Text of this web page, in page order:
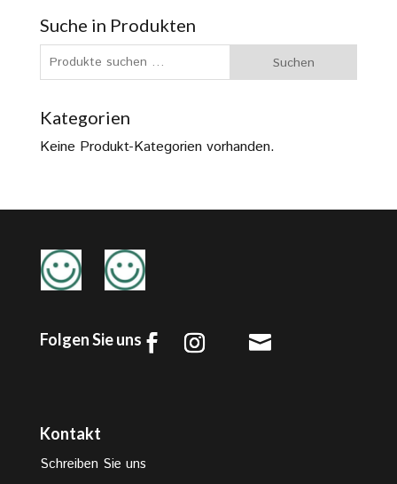
Suche in Produkten
Suchen
nach:
Suchen
Kategorien
Keine Produkt-Kategorien vorhanden.
Folgen Sie uns 
Kontakt
Schreiben Sie uns